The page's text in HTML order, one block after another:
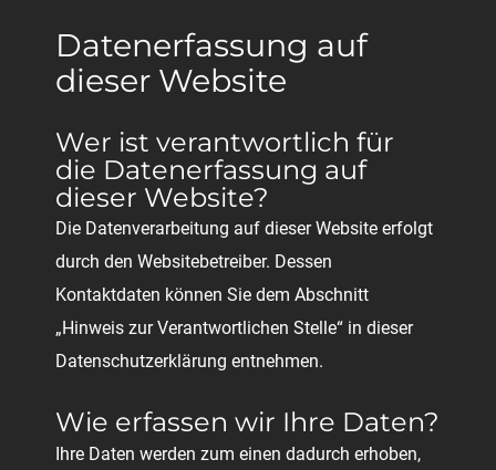
Datenerfassung auf
dieser Website
Wer ist verantwortlich für
die Datenerfassung auf
dieser Website?
Die Datenverarbeitung auf dieser Website erfolgt
durch den Websitebetreiber. Dessen
Kontaktdaten können Sie dem Abschnitt
„Hinweis zur Verantwortlichen Stelle“ in dieser
Datenschutzerklärung entnehmen.
Wie erfassen wir Ihre Daten?
Ihre Daten werden zum einen dadurch erhoben,